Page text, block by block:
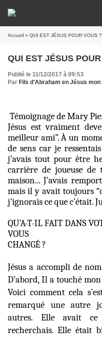
Accueil » QUI EST JÉSUS POUR VOUS ?
QUI EST JÉSUS
Publié le 11/12/2017 à 09:53
Par Fils d'Abraham en Jésus
Témoignage de Mary
Jésus est vraiment
meilleur ami”. À un
de sens car je
j’avais tout pour être
carrière de joueuse de
maison... J’avais
mais il y avait toujours
j’ignorais ce que c’était.
QU’A-T-IL FAIT DANS
VOUS
CHANGÉ ?
Jésus a accompli de
D’abord, Il a touché
Voici comment cela
remarqué une autre
autres. Elle avait ce
recherchais. Elle était